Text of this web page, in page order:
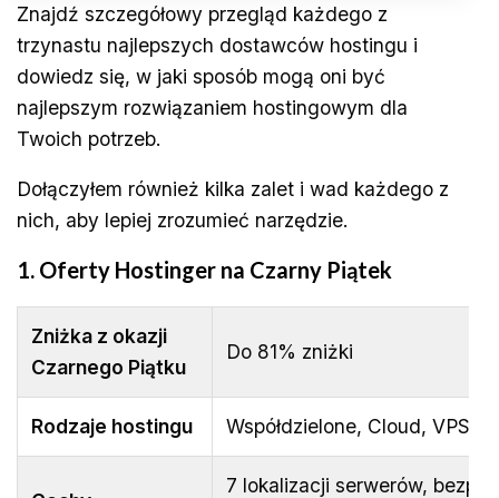
Znajdź szczegółowy przegląd każdego z
trzynastu najlepszych dostawców hostingu i
dowiedz się, w jaki sposób mogą oni być
najlepszym rozwiązaniem hostingowym dla
Twoich potrzeb.
Dołączyłem również kilka zalet i wad każdego z
nich, aby lepiej zrozumieć narzędzie.
1. Oferty Hostinger na Czarny Piątek
Zniżka z okazji
Czarnego Piątku
Do 81% zniżki
Rodzaje hostingu Współdzielone, Cloud, VPS
7 lokalizacji serwerów,